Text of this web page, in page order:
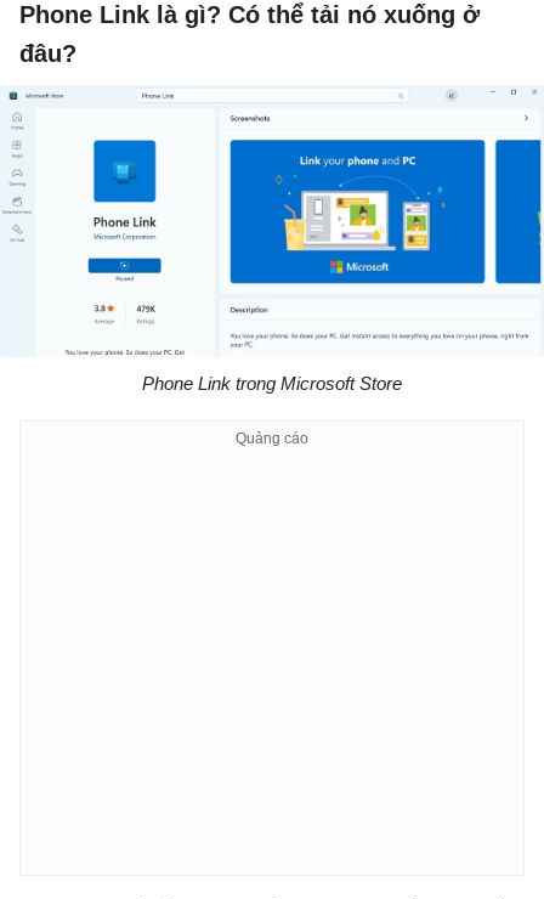
Phone Link là gì? Có thể tải nó xuống ở
đâu?
Phone Link trong Microsoft Store